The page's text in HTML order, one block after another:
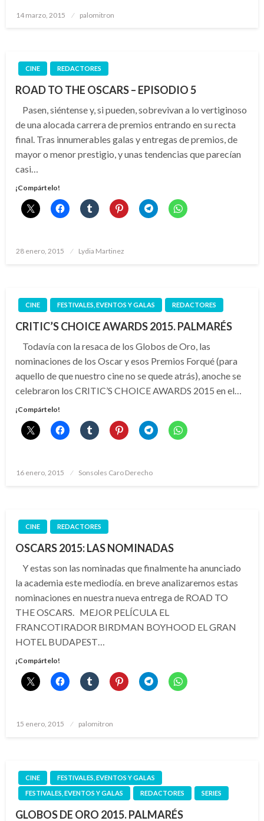
Publicado
14 marzo, 2015 palomitron
CINE REDACTORES
ROAD TO THE OSCARS – EPISODIO 5
Pasen, siéntense y, si pueden, sobrevivan a lo vertiginoso
de una alocada carrera de premios entrando en su recta
final. Tras innumerables galas y entregas de premios, de
mayor o menor prestigio, y unas tendencias que parecían
casi…
¡Compártelo!
Publicado
28 enero, 2015 Lydia Martinez
CINE FESTIVALES, EVENTOS Y GALAS REDACTORES
CRITIC’S CHOICE AWARDS 2015. PALMARÉS
Todavía con la resaca de los Globos de Oro, las
nominaciones de los Oscar y esos Premios Forqué (para
aquello de que nuestro cine no se quede atrás), anoche se
celebraron los CRITIC’S CHOICE AWARDS 2015 en el…
¡Compártelo!
Publicado
16 enero, 2015 Sonsoles Caro Derecho
CINE REDACTORES
OSCARS 2015: LAS NOMINADAS
Y estas son las nominadas que finalmente ha anunciado
la academia este mediodía. en breve analizaremos estas
nominaciones en nuestra nueva entrega de ROAD TO
THE OSCARS. MEJOR PELÍCULA EL
FRANCOTIRADOR BIRDMAN BOYHOOD EL GRAN
HOTEL BUDAPEST…
¡Compártelo!
Publicado
15 enero, 2015 palomitron
CINE
FESTIVALES, EVENTOS Y GALAS
FESTIVALES, EVENTOS Y GALAS
REDACTORES SERIES
GLOBOS DE ORO 2015. PALMARÉS